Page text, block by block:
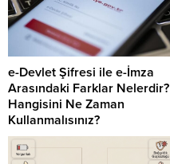
e-Devlet Şifresi ile e-İmza
Arasındaki Farklar Nelerdir?
Hangisini Ne Zaman
Kullanmalısınız?